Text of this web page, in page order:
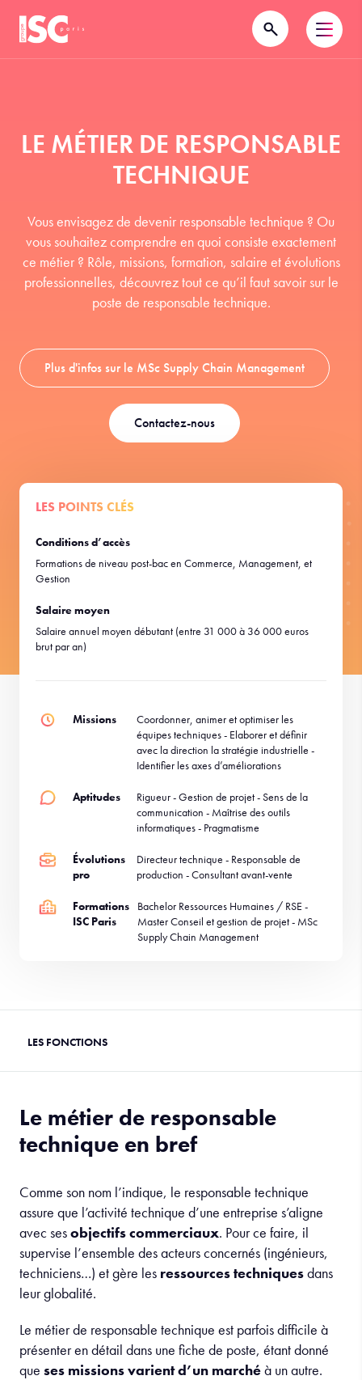
LE MÉTIER DE RESPONSABLE
TECHNIQUE
Vous envisagez de devenir responsable technique ? Ou
vous souhaitez comprendre en quoi consiste exactement
ce métier ? Rôle, missions, formation, salaire et évolutions
professionnelles, découvrez tout ce qu’il faut savoir sur le
poste de responsable technique.
Plus d'infos sur le MSc Supply Chain Management
Contactez-nous
LES POINTS CLÉS
Conditions d’accès
Formations de niveau post-bac en Commerce, Management, et
Gestion
Salaire moyen
Salaire annuel moyen débutant (entre 31 000 à 36 000 euros
brut par an)
Missions
Coordonner, animer et optimiser les
équipes techniques - Elaborer et définir
avec la direction la stratégie industrielle -
Identifier les axes d’améliorations
Aptitudes
Rigueur - Gestion de projet - Sens de la
communication - Maîtrise des outils
informatiques - Pragmatisme
Évolutions
pro
Directeur technique - Responsable de
production - Consultant avant-vente
Formations
ISC Paris
Bachelor Ressources Humaines / RSE -
Master Conseil et gestion de projet - MSc
Supply Chain Management
Le métier de responsable
technique en bref
Comme son nom l’indique, le responsable technique
assure que l’activité technique d’une entreprise s’aligne
avec sesobjectifs commerciaux. Pour ce faire, il
supervise l’ensemble des acteurs concernés (ingénieurs,
techniciens…) et gère les ressources techniquesdans
leur globalité.
Le métier de responsable technique est parfois difficile à
présenter en détail dans une fiche de poste, étant donné
que ses missions varient d’un marchéà un autre.